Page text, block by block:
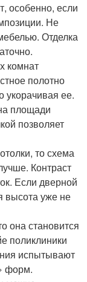
особенно, если
Не
Отделка
комнат
полотно
укорачивая ее.
площади
позволяет
то схема
Контраст
Если дверной
высота уже не
она становится
поликлиники
испытывают
форм.